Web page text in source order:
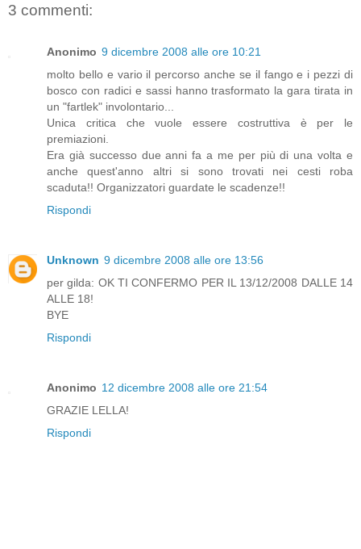
3 commenti:
Anonimo 9 dicembre 2008 alle ore 10:21
molto bello e vario il percorso anche se il fango e i pezzi di
bosco con radici e sassi hanno trasformato la gara tirata in
un "fartlek" involontario...
Unica critica che vuole essere costruttiva è per le
premiazioni.
Era già successo due anni fa a me per più di una volta e
anche quest'anno altri si sono trovati nei cesti roba
scaduta!! Organizzatori guardate le scadenze!!
Rispondi
Unknown 9 dicembre 2008 alle ore 13:56
per gilda: OK TI CONFERMO PER IL 13/12/2008 DALLE 14
ALLE 18!
BYE
Rispondi
Anonimo 12 dicembre 2008 alle ore 21:54
GRAZIE LELLA!
Rispondi